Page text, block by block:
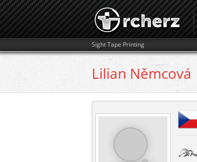
Sight Tape Printing
Lilian Němcová